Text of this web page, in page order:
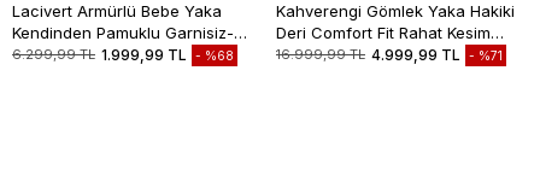
Lacivert Armürlü Bebe Yaka
Kendinden Pamuklu Garnisiz-
Biyesiz Standart Fit Mont
6.299,99 TL 1.999,99 TL %68
Kahverengi Gömlek Yaka Hakiki
Deri Comfort Fit Rahat Kesim
Casual Mont 1038235208
16.999,99 TL 4.999,99 TL %71